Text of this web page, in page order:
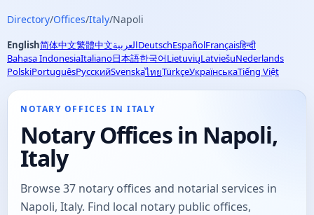
Directory/Offices/Italy/Napoli
English简体中文繁體中文العربيةDeutschEspañolFrançaisहिन्दी
Bahasa IndonesiaItaliano日本語한국어LietuviųLatviešuNederlands
PolskiPortuguêsРусскийSvenskaไทยTürkçeУкраїнськаTiếng Việt
NOTARY OFFICES IN ITALY
Notary Offices in Napoli,
Italy
Browse 37 notary offices and notarial services in
Napoli, Italy. Find local notary public offices,